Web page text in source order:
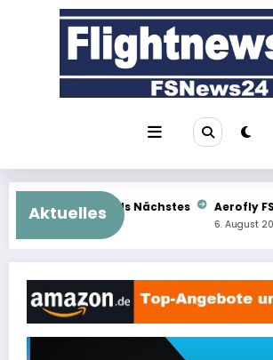
Aktuelles
Aerofly FS 4: Großes Gratis-Update
6. August 2026